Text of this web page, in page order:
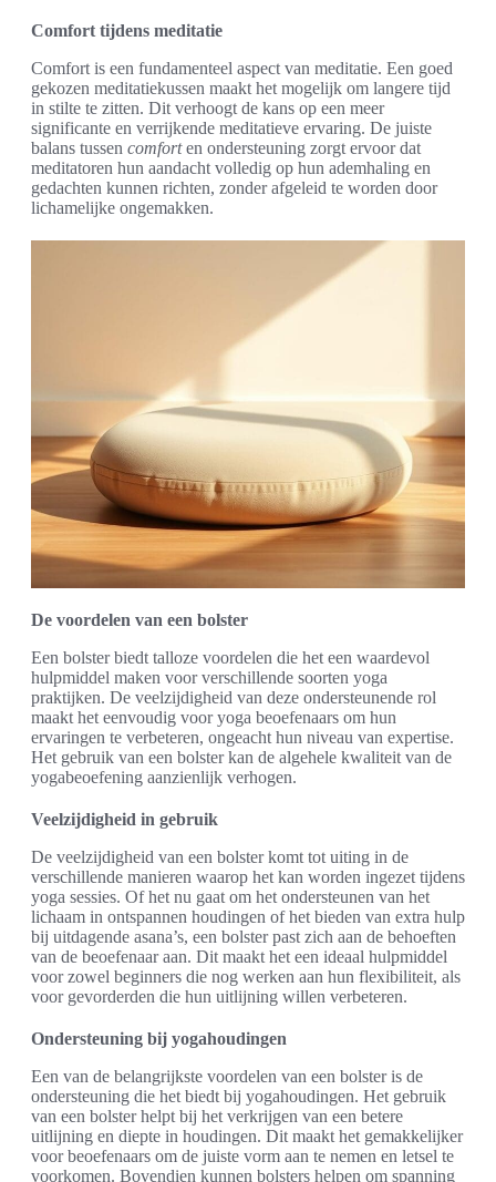
Comfort tijdens meditatie
Comfort is een fundamenteel aspect van meditatie. Een goed
gekozen meditatiekussen maakt het mogelijk om langere tijd
in stilte te zitten. Dit verhoogt de kans op een meer
significante en verrijkende meditatieve ervaring. De juiste
balans tussen comforten ondersteuning zorgt ervoor dat
meditatoren hun aandacht volledig op hun ademhaling en
gedachten kunnen richten, zonder afgeleid te worden door
lichamelijke ongemakken.
De voordelen van een bolster
Een bolster biedt talloze voordelen die het een waardevol
hulpmiddel maken voor verschillende soorten yoga
praktijken. De veelzijdigheid van deze ondersteunende rol
maakt het eenvoudig voor yoga beoefenaars om hun
ervaringen te verbeteren, ongeacht hun niveau van expertise.
Het gebruik van een bolster kan de algehele kwaliteit van de
yogabeoefening aanzienlijk verhogen.
Veelzijdigheid in gebruik
De veelzijdigheid van een bolster komt tot uiting in de
verschillende manieren waarop het kan worden ingezet tijdens
yoga sessies. Of het nu gaat om het ondersteunen van het
lichaam in ontspannen houdingen of het bieden van extra hulp
bij uitdagende asana’s, een bolster past zich aan de behoeften
van de beoefenaar aan. Dit maakt het een ideaal hulpmiddel
voor zowel beginners die nog werken aan hun flexibiliteit, als
voor gevorderden die hun uitlijning willen verbeteren.
Ondersteuning bij yogahoudingen
Een van de belangrijkste voordelen van een bolster is de
ondersteuning die het biedt bij yogahoudingen. Het gebruik
van een bolster helpt bij het verkrijgen van een betere
uitlijning en diepte in houdingen. Dit maakt het gemakkelijker
voor beoefenaars om de juiste vorm aan te nemen en letsel te
voorkomen. Bovendien kunnen bolsters helpen om spanning